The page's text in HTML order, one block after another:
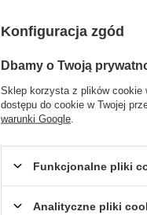
Pewne
Zabezpieczenie
Solidne
Wykorzystanie w
Konfiguracja zgód
Dbamy o Twoją
Sklep korzysta z plików cookie
dostępu do cookie w Twojej
warunki Google
Funkcjonalne pliki
Analityczne pliki